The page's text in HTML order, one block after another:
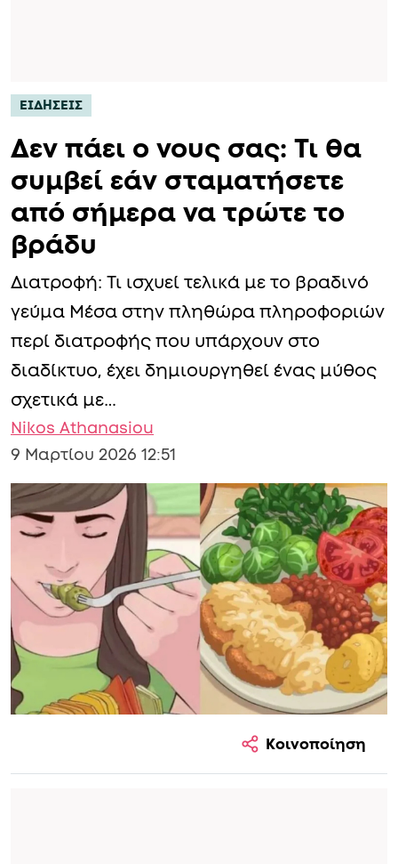
ΕΙΔΗΣΕΙΣ
Δεν πάει ο νους σας: Τι θα
συμβεί εάν σταματήσετε
από σήμερα να τρώτε το
βράδυ
Διατροφή: Τι ισχυεί τελικά με το βραδινό
γεύμα Μέσα στην πληθώρα πληροφοριών
περί διατροφής που υπάρχουν στο
διαδίκτυο, έχει δημιουργηθεί ένας μύθος
σχετικά με…
Nikos Athanasiou
9 Μαρτίου 2026 12:51
Κοινοποίηση